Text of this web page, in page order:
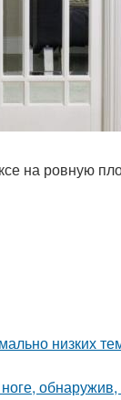
на ровную
низких
обнаружив,